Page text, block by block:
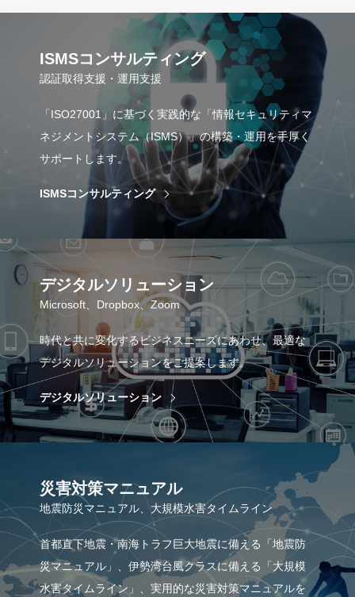
ISMSコンサルティング
認証取得支援・運用支援
「ISO27001」に基づく実践的な「情報セキュリティマ
ネジメントシステム（ISMS）」の構築・運用を手厚く
サポートします。
ISMSコンサルティング
デジタルソリューション
Microsoft、Dropbox、Zoom
時代と共に変化するビジネスニーズにあわせ、最適な
デジタルソリューションをご提案します。
デジタルソリューション
災害対策マニュアル
地震防災マニュアル、大規模水害タイムライン
首都直下地震・南海トラフ巨大地震に備える「地震防
災マニュアル」、伊勢湾台風クラスに備える「大規模
水害タイムライン」、実用的な災害対策マニュアルを